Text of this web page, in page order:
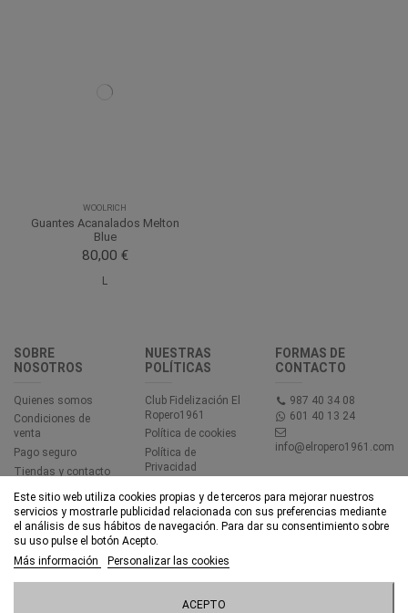
WOOLRICH
Guantes Acanalados Melton
Blue
80,00 €
L
SOBRE
NOSOTROS
Quienes somos
Condiciones de
venta
Pago seguro
Tiendas y contacto
NUESTRAS
POLÍTICAS
Club Fidelización El
Ropero1961
Política de cookies
Política de
Privacidad
Accesibilidad
FORMAS DE
CONTACTO
987 40 34 08
601 40 13 24
info@elropero1961.com
Este sitio web utiliza cookies propias y de terceros para mejorar nuestros
servicios y mostrarle publicidad relacionada con sus preferencias mediante
el análisis de sus hábitos de navegación. Para dar su consentimiento sobre
su uso pulse el botón Acepto.
Más información
Personalizar las cookies
ACEPTO
© EL ROPERO 1961 - Todos los derechos reservados - Powered by